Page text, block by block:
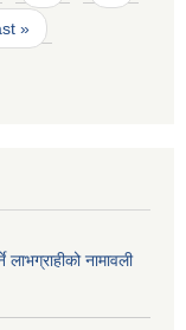
»
नामावली